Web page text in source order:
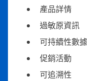
產品詳情
過敏原資訊
可持續性數據
促銷活動
可追溯性